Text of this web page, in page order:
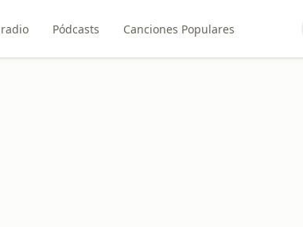
Pódcasts Canciones Populares